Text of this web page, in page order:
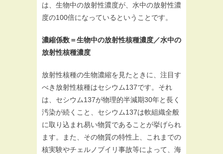
は、生物中の放射性濃度が、水中の放射性濃
度の100倍になっているということです。
濃縮係数＝生物中の放射性核種濃度／水中の
放射性核種濃度
放射性核種の生物濃縮を見たときに、注目す
べき放射性核種はセシウム137です。それ
は、セシウム137が物理的半減期30年と長く
汚染が続くこと、セシウム137は軟組織全般
に取り込まれ易い物質であることが挙げられ
ます。また、その物質の特性上、これまでの
核実験やチェルノブイリ事故等によって、海